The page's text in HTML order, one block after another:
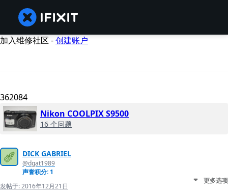
加入维修社区 -创建账户
362084
Nikon COOLPIX S9500
16 个问题
DICK GABRIEL
@dgat1989
声誉积分: 1
发帖于:2016年12月21日
更多选项